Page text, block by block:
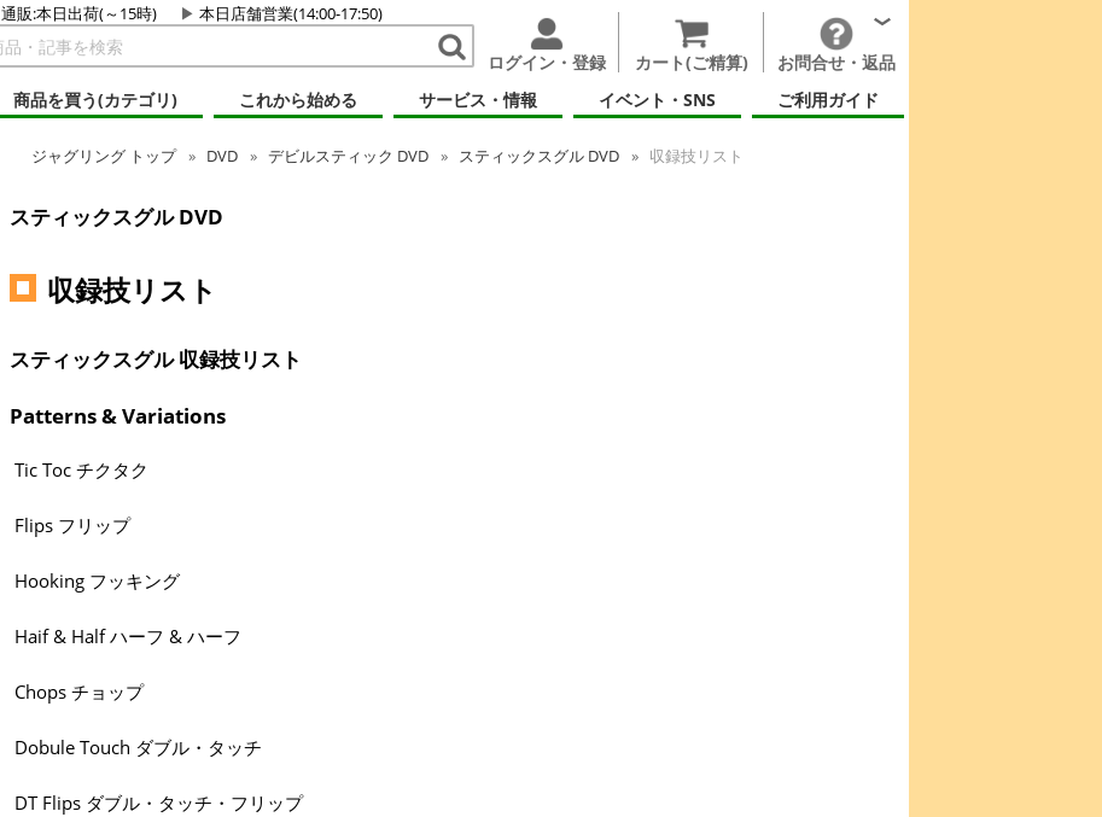
通販:本日出荷(～15時) 本日店舗営業(14:00-17:50)
ログイン・登録 カート(ご精算)
お問合せ・返品
商品を買う(カテゴリ)
これから始める サービス・情報 イベント・SNS ご利用ガイド
ジャグリング トップ DVD デビルスティック DVD スティックスグル DVD 収録技リスト
スティックスグル DVD
収録技リスト
スティックスグル 収録技リスト
Patterns & Variations
Tic Toc チクタク
Flips フリップ
Hooking フッキング
Haif & Half ハーフ & ハーフ
Chops チョップ
Dobule Touch ダブル・タッチ
DT Flips ダブル・タッチ・フリップ